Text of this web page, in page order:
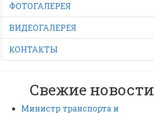
ФОТОГАЛЕРЕЯ
ВИДЕОГАЛЕРЕЯ
КОНТАКТЫ
Свежие новости
Министр транспорта и